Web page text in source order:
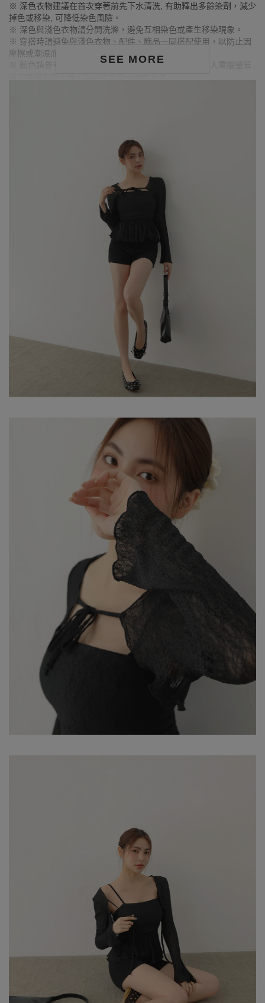
SEE MORE
※ 深色衣物建議在首次穿著前先下水清洗, 有助釋出多餘染劑，減少
掉色或移染, 可降低染色風險。
※ 深色與淺色衣物請分開洗滌，避免互相染色或產生移染現象。
※ 穿搭時請避免與淺色衣物、配件、飾品一同搭配使用，以防止因
摩擦或潮濕而導致染色。
※ 顏色請參考單品圖片較為接近，但因圖檔顏色會因個人電腦螢幕